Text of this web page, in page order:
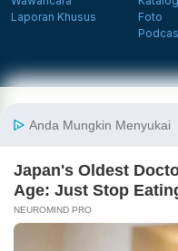
Laporan Khusus
Foto